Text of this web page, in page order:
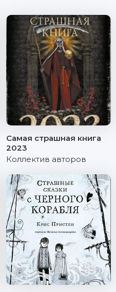
Самая страшная книга
2023
Коллектив авторов